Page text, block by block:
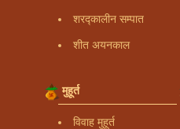
शरद्कालीन सम्पात
शीत अयनकाल
मुहूर्त
विवाह मुहूर्त